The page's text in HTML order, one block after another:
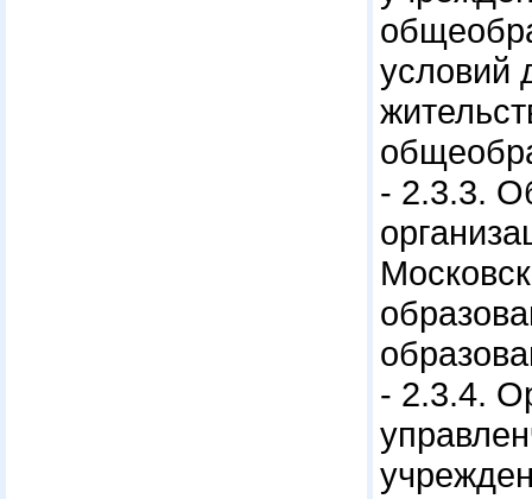
условий
- 2.3.3.
- 2.3.4.